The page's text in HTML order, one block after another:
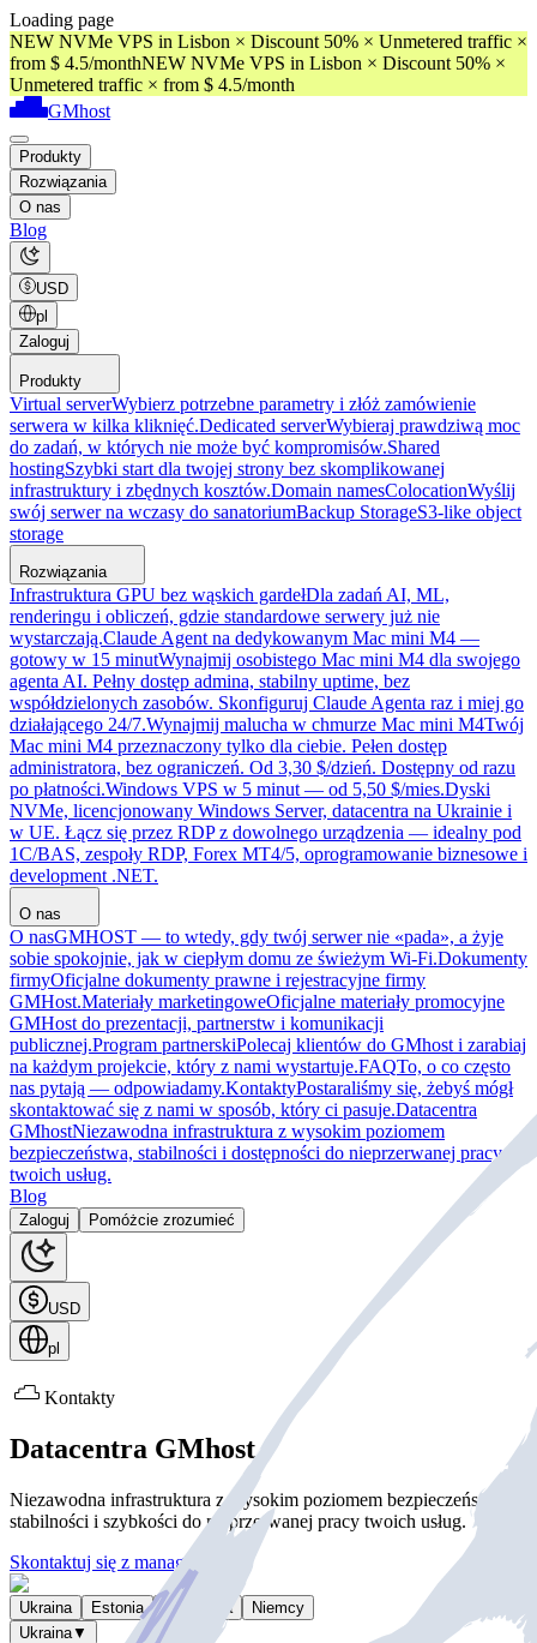
Loading page
NEW NVMe VPS in Lisbon × Discount 50% × Unmetered traffic ×
from $ 4.5/monthNEW NVMe VPS in Lisbon × Discount 50% ×
Unmetered traffic × from $ 4.5/month
GMhost
Produkty
Rozwiązania
O nas
Blog
USD
pl
Zaloguj
Produkty
Virtual serverWybierz potrzebne parametry i złóż zamówienie
serwera w kilka kliknięć.Dedicated serverWybieraj prawdziwą moc
do zadań, w których nie może być kompromisów.Shared
hostingSzybki start dla twojej strony bez skomplikowanej
infrastruktury i zbędnych kosztów.Domain namesColocationWyślij
swój serwer na wczasy do sanatoriumBackup StorageS3-like object
storage
Rozwiązania
Infrastruktura GPU bez wąskich gardełDla zadań AI, ML,
renderingu i obliczeń, gdzie standardowe serwery już nie
wystarczają.Claude Agent na dedykowanym Mac mini M4 —
gotowy w 15 minutWynajmij osobistego Mac mini M4 dla swojego
agenta AI. Pełny dostęp admina, stabilny uptime, bez
współdzielonych zasobów. Skonfiguruj Claude Agenta raz i miej go
działającego 24/7.Wynajmij malucha w chmurze Mac mini M4Twój
Mac mini M4 przeznaczony tylko dla ciebie. Pełen dostęp
administratora, bez ograniczeń. Od 3,30 $/dzień. Dostępny od razu
po płatności.Windows VPS w 5 minut — od 5,50 $/mies.Dyski
NVMe, licencjonowany Windows Server, datacentra na Ukrainie i
w UE. Łącz się przez RDP z dowolnego urządzenia — idealny pod
1C/BAS, zespoły RDP, Forex MT4/5, oprogramowanie biznesowe i
development .NET.
O nas
O nasGMHOST — to wtedy, gdy twój serwer nie «pada», a żyje
sobie spokojnie, jak w ciepłym domu ze świeżym Wi-Fi.Dokumenty
firmyOficjalne dokumenty prawne i rejestracyjne firmy
GMHost.Materiały marketingoweOficjalne materiały promocyjne
GMHost do prezentacji, partnerstw i komunikacji
publicznej.Program partnerskiPolecaj klientów do GMhost i zarabiaj
na każdym projekcie, który z nami wystartuje.FAQTo, o co często
nas pytają — odpowiadamy.KontaktyPostaraliśmy się, żebyś mógł
skontaktować się z nami w sposób, który ci pasuje.Datacentra
GMhostNiezawodna infrastruktura z wysokim poziomem
bezpieczeństwa, stabilności i dostępności do nieprzerwanej pracy
twoich usług.
Blog
Zaloguj Pomóżcie zrozumieć
USD
pl
Kontakty
Datacentra GMhost
Niezawodna infrastruktura z wysokim poziomem bezpieczeństwa,
stabilności i szybkości do nieprzerwanej pracy twoich usług.
Skontaktuj się z managerem
Ukraina Estonia Portugalia
Niemcy
Ukraina▼